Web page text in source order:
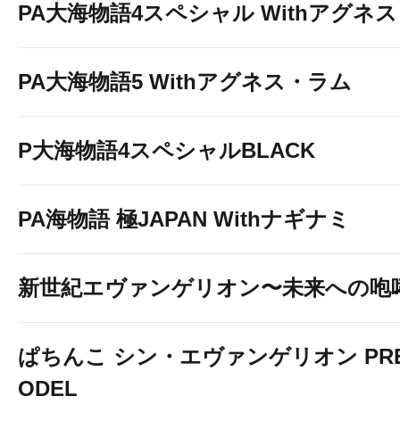
PA大海物語4スペシャル Withアグネ
PA大海物語5 Withアグネス・ラム
P大海物語4スペシャルBLACK
PA海物語 極JAPAN Withナギナミ
新世紀エヴァンゲリオン〜未来への咆
ぱちんこ シン・エヴァンゲリオン
ODEL